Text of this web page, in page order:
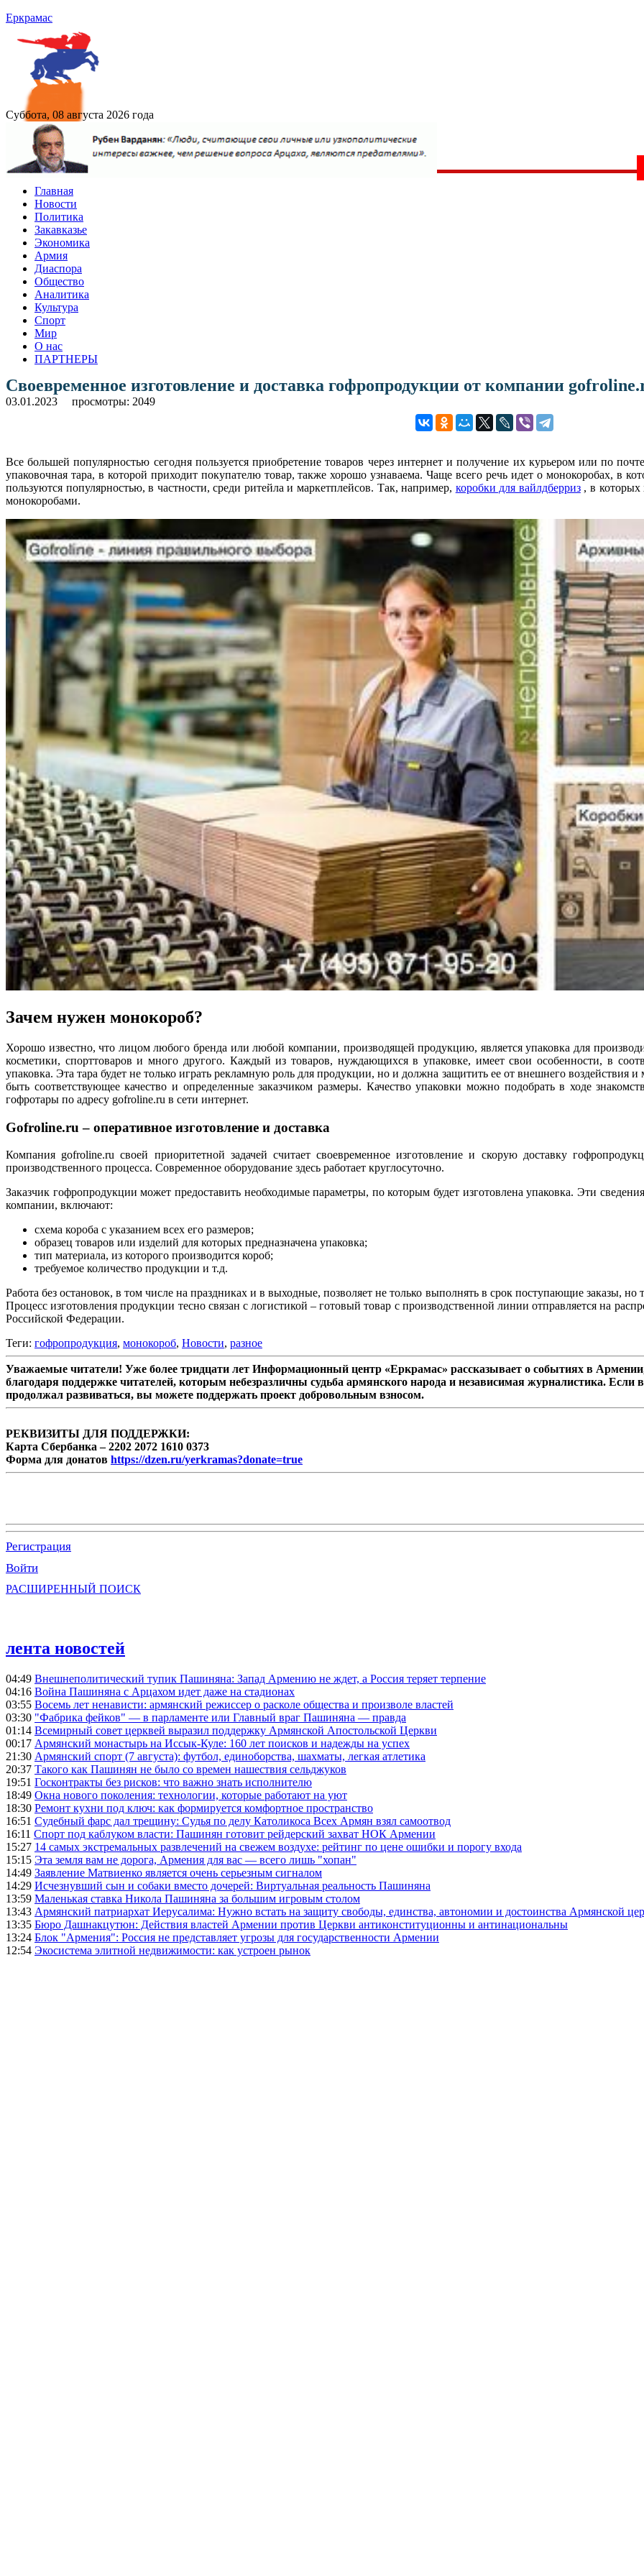
Еркрамас
Суббота, 08 августа 2026 года
Главная
Новости
Политика
Закавказье
Экономика
Армия
Диаспора
Общество
Аналитика
Культура
Спорт
Мир
О нас
ПАРТНЕРЫ
Своевременное изготовление и доставка гофропродукции от компании
03.01.2023 просмотры: 2049
Все большей популярностью сегодня пользуется приобретение товаров через интернет и получение их курьером или по
упаковочная тара, в которой приходит покупателю товар, также хорошо узнаваема. Чаще всего речь идет о монокоробах, в
пользуются популярностью, в частности, среди ритейла и маркетплейсов. Так, например, коробки для вайлдберриз, в которых
монокоробами.
Зачем нужен монокороб?
Хорошо известно, что лицом любого бренда или любой компании, производящей продукцию, является упаковка для
косметики, спорттоваров и много другого. Каждый из товаров, нуждающихся в упаковке, имеет свои особенности, в
упаковка. Эта тара будет не только играть рекламную роль для продукции, но и должна защитить ее от внешнего
быть соответствующее качество и определенные заказчиком размеры. Качество упаковки можно подобрать в ходе
гофротары по адресу gofroline.ru в сети интернет.
Gofroline.ru – оперативное изготовление и доставка
Компания gofroline.ru своей приоритетной задачей считает своевременное изготовление и скорую доставку
производственного процесса. Современное оборудование здесь работает круглосуточно.
Заказчик гофропродукции может предоставить необходимые параметры, по которым будет изготовлена упаковка. Эти
компании, включают:
схема короба с указанием всех его размеров;
образец товаров или изделий для которых предназначена упаковка;
тип материала, из которого производится короб;
требуемое количество продукции и т.д.
Работа без остановок, в том числе на праздниках и в выходные, позволяет не только выполнять в срок поступающие заказы,
Процесс изготовления продукции тесно связан с логистикой – готовый товар с производственной линии отправляется на
Российской Федерации.
Теги: гофропродукция, монокороб, Новости, разное
Уважаемые читатели! Уже более тридцати лет Информационный центр «Еркрамас» рассказывает о событиях в
благодаря поддержке читателей, которым небезразличны судьба армянского народа и независимая журналистика.
продолжал развиваться, вы можете поддержать проект добровольным взносом.
РЕКВИЗИТЫ ДЛЯ ПОДДЕРЖКИ:
Карта Сбербанка – 2202 2072 1610 0373
Форма для донатов https://dzen.ru/yerkramas?donate=true
Регистрация
Войти
РАСШИРЕННЫЙ ПОИСК
лента новостей
04:49 Внешнеполитический тупик Пашиняна: Запад Армению не ждет, а Россия теряет терпение
04:16 Война Пашиняна с Арцахом идет даже на стадионах
03:55 Восемь лет ненависти: армянский режиссер о расколе общества и произволе властей
03:30 "Фабрика фейков" — в парламенте или Главный враг Пашиняна — правда
01:14 Всемирный совет церквей выразил поддержку Армянской Апостольской Церкви
00:17 Армянский монастырь на Иссык-Куле: 160 лет поисков и надежды на успех
21:30 Армянский спорт (7 августа): футбол, единоборства, шахматы, легкая атлетика
20:37 Такого как Пашинян не было со времен нашествия сельджуков
19:51 Госконтракты без рисков: что важно знать исполнителю
18:49 Окна нового поколения: технологии, которые работают на уют
18:30 Ремонт кухни под ключ: как формируется комфортное пространство
16:51 Судебный фарс дал трещину: Судья по делу Католикоса Всех Армян взял самоотвод
16:11 Спорт под каблуком власти: Пашинян готовит рейдерский захват НОК Армении
15:27 14 самых экстремальных развлечений на свежем воздухе: рейтинг по цене ошибки и порогу входа
15:15 Эта земля вам не дорога, Армения для вас — всего лишь "хопан"
14:49 Заявление Матвиенко является очень серьезным сигналом
14:29 Исчезнувший сын и собаки вместо дочерей: Виртуальная реальность Пашиняна
13:59 Маленькая ставка Никола Пашиняна за большим игровым столом
13:43 Армянский патриархат Иерусалима: Нужно встать на защиту свободы, единства, автономии и достоинства Армянской
13:35 Бюро Дашнакцутюн: Действия властей Армении против Церкви антиконституционны и антинациональны
13:24 Блок "Армения": Россия не представляет угрозы для государственности Армении
12:54 Экосистема элитной недвижимости: как устроен рынок